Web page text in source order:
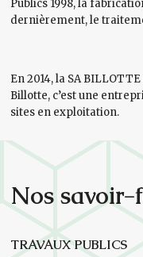
Publics 1998, la
dernièrement, le
En 2014, la SA
Billotte, c’est une
sites en exploitation.
Nos savoir-
TRAVAUX PUBLICS